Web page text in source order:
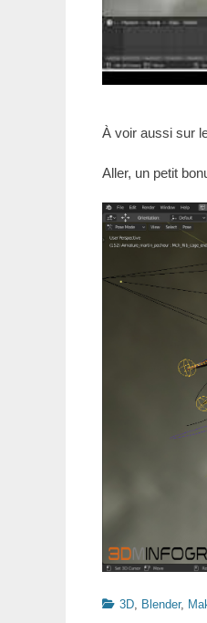
À voir aussi sur
Aller, un petit
Catégories
3D Blender,